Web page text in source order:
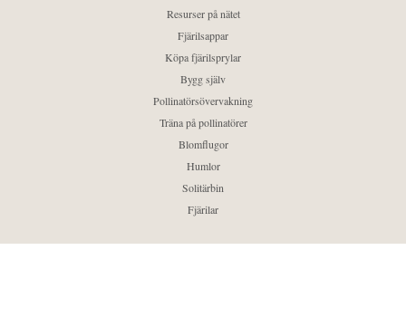
Resurser på nätet
Fjärilsappar
Köpa fjärilsprylar
Bygg själv
Pollinatörsövervakning
Träna på pollinatörer
Blomflugor
Humlor
Solitärbin
Fjärilar